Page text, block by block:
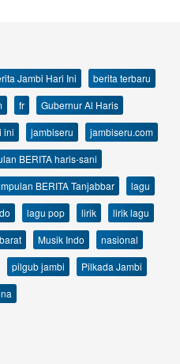
Jambi Hari Ini
berita terbaru
fr
Gubernur Al Haris
ini jambiseru
jambiseru.com
BERITA haris-sani
BERITA Tanjabbar
lagu
lagu pop lirik
lirik lagu
Musik Indo
nasional
pilgub jambi
Pilkada Jambi